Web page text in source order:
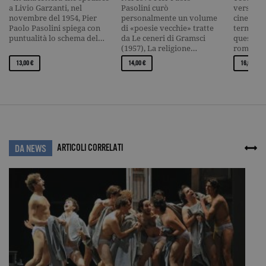
a Livio Garzanti, nel
novembre del 1954, Pier
Paolo Pasolini spiega con
puntualità lo schema del…
13,00 €
Pasolini curò
personalmente un volume
di «poesie vecchie» tratte
da Le ceneri di Gramsci
(1957), La religione…
14,00 €
termine
questa,
16,00 €
DA NEWS ARTICOLI CORRELATI
analisi dei
CookieScriptConsent
.garzanti.it 1 mese
Questo
viene
dal servizio
Cookie-
Script.com
ricordare le
preferenze
funzioni
Nome Dominio Scadenza
Descrizione
datr
.facebook.com 2 anni
Utilizzato da
Facebook